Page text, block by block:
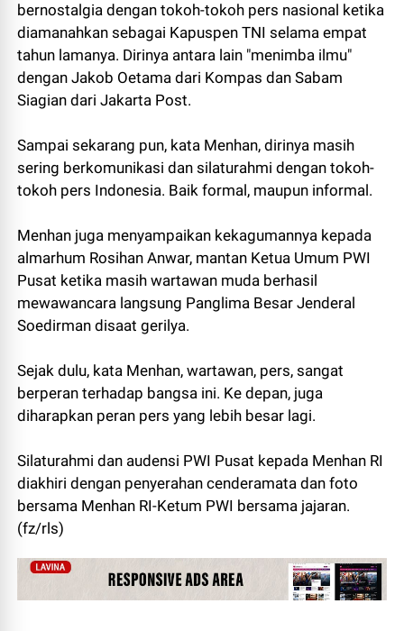
bernostalgia dengan tokoh-tokoh pers nasional ketika
diamanahkan sebagai Kapuspen TNI selama empat
tahun lamanya. Dirinya antara lain "menimba ilmu"
dengan Jakob Oetama dari Kompas dan Sabam
Siagian dari Jakarta Post.
Sampai sekarang pun, kata Menhan, dirinya masih
sering berkomunikasi dan silaturahmi dengan tokoh-
tokoh pers Indonesia. Baik formal, maupun informal.
Menhan juga menyampaikan kekagumannya kepada
almarhum Rosihan Anwar, mantan Ketua Umum PWI
Pusat ketika masih wartawan muda berhasil
mewawancara langsung Panglima Besar Jenderal
Soedirman disaat gerilya.
Sejak dulu, kata Menhan, wartawan, pers, sangat
berperan terhadap bangsa ini. Ke depan, juga
diharapkan peran pers yang lebih besar lagi.
Silaturahmi dan audensi PWI Pusat kepada Menhan RI
diakhiri dengan penyerahan cenderamata dan foto
bersama Menhan RI-Ketum PWI bersama jajaran.
(fz/rls)